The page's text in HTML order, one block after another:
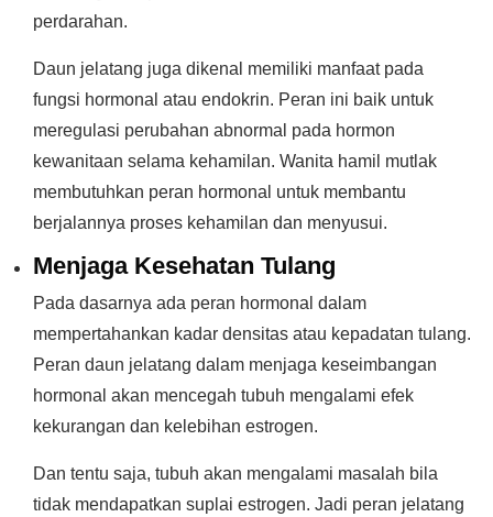
perdarahan.
Daun jelatang juga dikenal memiliki manfaat pada
fungsi hormonal atau endokrin. Peran ini baik untuk
meregulasi perubahan abnormal pada hormon
kewanitaan selama kehamilan. Wanita hamil mutlak
membutuhkan peran hormonal untuk membantu
berjalannya proses kehamilan dan menyusui.
Menjaga Kesehatan Tulang
Pada dasarnya ada peran hormonal dalam
mempertahankan kadar densitas atau kepadatan tulang.
Peran daun jelatang dalam menjaga keseimbangan
hormonal akan mencegah tubuh mengalami efek
kekurangan dan kelebihan estrogen.
Dan tentu saja, tubuh akan mengalami masalah bila
tidak mendapatkan suplai estrogen. Jadi peran jelatang